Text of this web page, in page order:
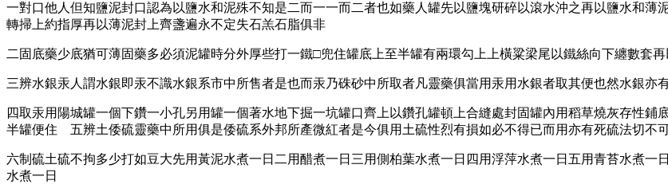
一對口他人但知鹽泥封口認為以鹽水和泥殊不知是二而一一而二者也如藥人罐先以鹽塊研碎以滾水沖之再以鹽水和
轉掃上約指厚再以薄泥封上齊盞遍永不定失石羔石脂俱非
二固底藥少底猶可薄固藥多必須泥罐時分外厚些打一鐵□兜住罐底上至半罐有兩環勾上上橫粱梁尾以鐵絲向下纏數套
三辨水銀汞人謂水銀即汞不識水銀系市中所售者是也而汞乃硃砂中所取者凡靈藥俱當用汞用水銀者取其便也然水銀亦
四取汞用陽城罐一個下鑽一小孔另用罐一個著水地下掘一坑罐口齊上以鑽孔罐頓上合縫處封固罐內用稻草燒灰存性
半罐便住 五辨土倭硫靈藥中所用俱是倭硫系外邦所產微紅者是今俱用土硫性烈有損如必不得已而用亦有死硫法切不
六制硫土硫不拘多少打如豆大先用黃泥水煮一日二用醋煮一日三用側柏葉水煮一日四用浮萍水煮一日五用青苔水煮
水煮一日